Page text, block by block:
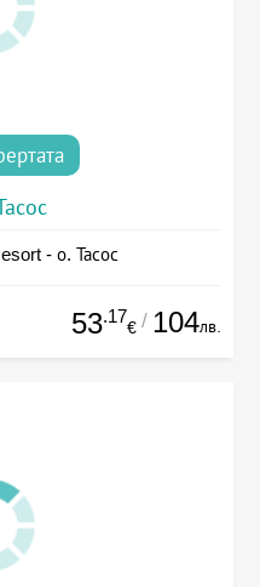
- о. Тасос
53.17
€ / 104лв.